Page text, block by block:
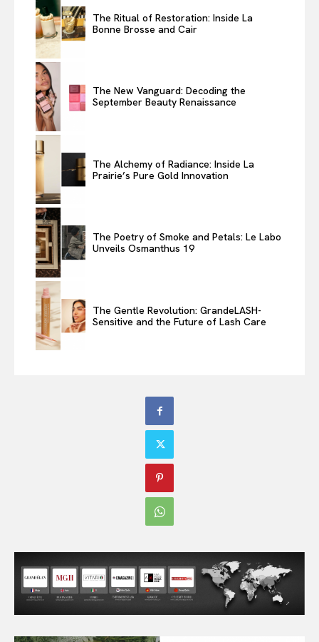
The Ritual of Restoration: Inside La
Bonne Brosse and Cair
The New Vanguard: Decoding the
September Beauty Renaissance
The Alchemy of Radiance: Inside La
Prairie’s Pure Gold Innovation
The Poetry of Smoke and Petals: Le Labo
Unveils Osmanthus 19
The Gentle Revolution: GrandeLASH-
Sensitive and the Future of Lash Care